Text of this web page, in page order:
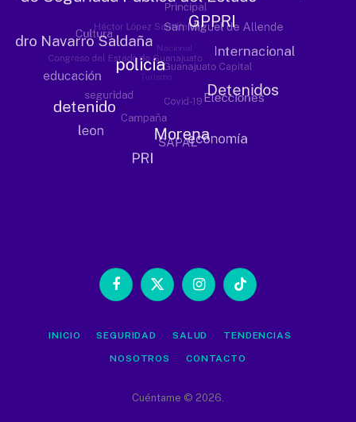
Facebook
X
InstagramTikTok
INICIO SEGURIDAD SALUD TENDENCIAS
NOSOTROS CONTACTO
Cuéntame © 2026.